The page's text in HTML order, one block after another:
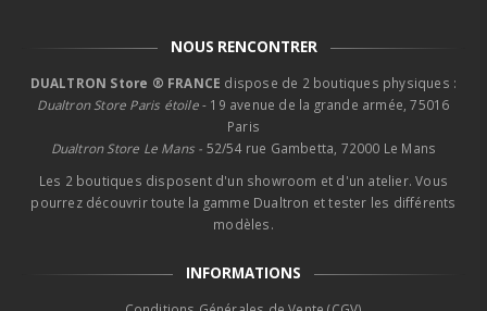
NOUS RENCONTRER
DUALTRON Store ® FRANCE dispose de 2 boutiques physiques :
Dualtron Store Paris étoile- 19 avenue de la grande armée, 75016
Paris
Dualtron Store Le Mans - 52/54 rue Gambetta, 72000 Le Mans
Les 2 boutiques disposent d'un showroom et d'un atelier. Vous
pourrez découvrir toute la gamme Dualtron et tester les différents
modèles.
INFORMATIONS